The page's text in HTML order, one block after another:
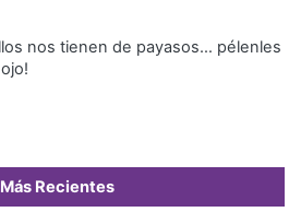
nos tienen de payasos… pélenles
Más Recientes